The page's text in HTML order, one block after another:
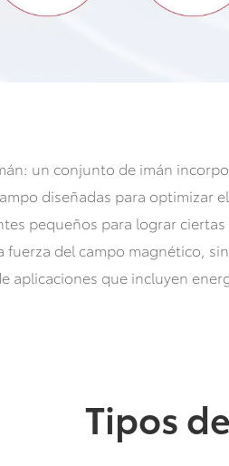
un conjunto de imán
diseñadas para optimizar
pequeños para lograr
fuerza del campo magnético,
aplicaciones que incluyen
Tipos